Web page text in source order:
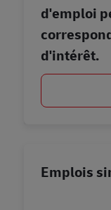
d'emploi
d'intérêt.
Emplois